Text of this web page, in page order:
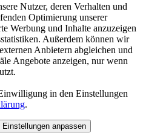
Nutzer, deren Verhalten und
Optimierung unserer
Werbung und Inhalte anzuzeigen
Außerdem können wir
Anbietern abgleichen und
Angebote anzeigen, nur wenn
in den Einstellungen
.
Einstellungen anpassen